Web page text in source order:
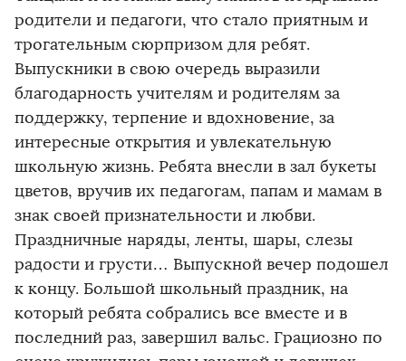
родители и педагоги, что стало приятным и
трогательным сюрпризом для ребят.
Выпускники в свою очередь выразили
благодарность учителям и родителям за
поддержку, терпение и вдохновение, за
интересные открытия и увлекательную
школьную жизнь. Ребята внесли в зал букеты
цветов, вручив их педагогам, папам и мамам в
знак своей признательности и любви.
Праздничные наряды, ленты, шары, слезы
радости и грусти… Выпускной вечер подошел
к концу. Большой школьный праздник, на
который ребята собрались все вместе и в
последний раз, завершил вальс. Грациозно по